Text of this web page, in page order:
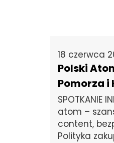
18 czerwca
Polski
Pomorza i
SPOTKANIE
atom –
content,
Polityka